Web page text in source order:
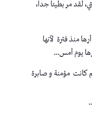
لقد مر بطيئا جدا،
منذ فترة لأنها
يوم أمس…
كانت مؤمنة و صابرة